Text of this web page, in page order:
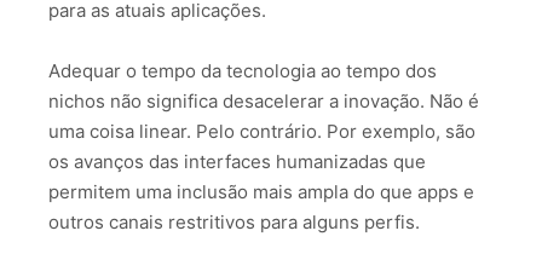
para as atuais aplicações.
Adequar o tempo da tecnologia ao tempo dos
nichos não significa desacelerar a inovação. Não é
uma coisa linear. Pelo contrário. Por exemplo, são
os avanços das interfaces humanizadas que
permitem uma inclusão mais ampla do que apps e
outros canais restritivos para alguns perfis.